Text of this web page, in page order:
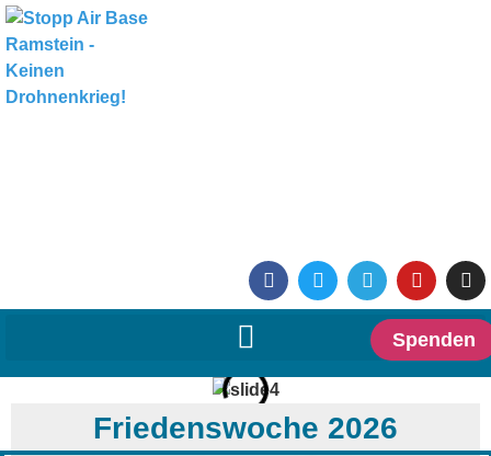
Spenden
Friedenswoche 2026